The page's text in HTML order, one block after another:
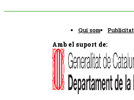
Qui som Publicitat
Amb el suport de: